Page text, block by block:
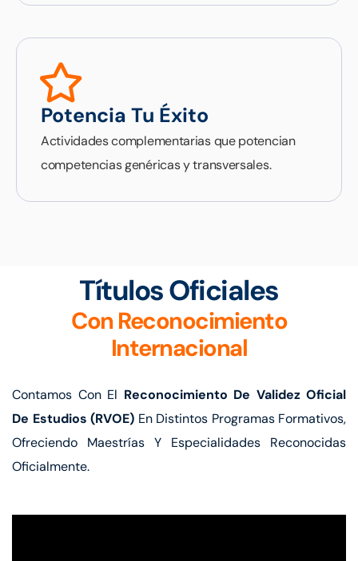
Potencia Tu Éxito
Actividades complementarias que potencian
competencias genéricas y transversales.
Títulos Oficiales
Con Reconocimiento
Internacional
Contamos Con El Reconocimiento De Validez Oficial
De Estudios (RVOE) En Distintos Programas Formativos,
Ofreciendo Maestrías Y Especialidades Reconocidas
Oficialmente.